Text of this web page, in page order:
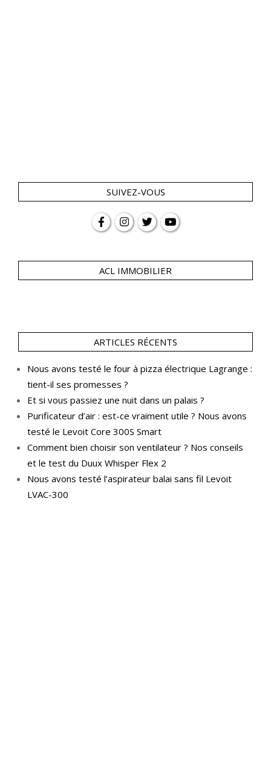
SUIVEZ-VOUS
ACL IMMOBILIER
ARTICLES RÉCENTS
Nous avons testé le four à pizza électrique Lagrange :
tient-il ses promesses ?
Et si vous passiez une nuit dans un palais ?
Purificateur d’air : est-ce vraiment utile ? Nous avons
testé le Levoit Core 300S Smart
Comment bien choisir son ventilateur ? Nos conseils
et le test du Duux Whisper Flex 2
Nous avons testé l’aspirateur balai sans fil Levoit
LVAC-300